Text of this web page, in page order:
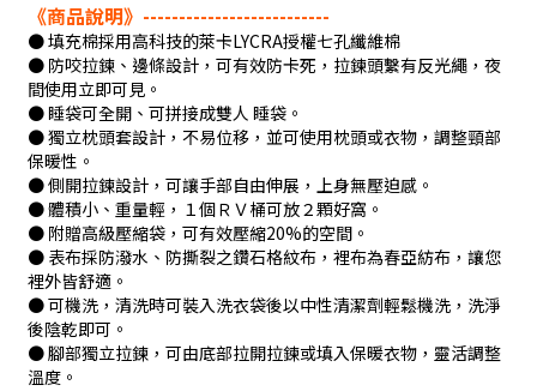
《商品說明》--------------------------
● 填充棉採用高科技的萊卡LYCRA授權七孔纖維棉
● 防咬拉鍊、邊條設計，可有效防卡死，拉鍊頭繫有反光繩，夜
間使用立即可見。
● 睡袋可全開、可拼接成雙人 睡袋。
● 獨立枕頭套設計，不易位移，並可使用枕頭或衣物，調整頸部
保暖性。
● 側開拉鍊設計，可讓手部自由伸展，上身無壓迫感。
● 體積小、重量輕，１個ＲＶ桶可放２顆好窩。
● 附贈高級壓縮袋，可有效壓縮20%的空間。
● 表布採防潑水、防撕裂之鑽石格紋布，裡布為春亞紡布，讓您
裡外皆舒適。
● 可機洗，清洗時可裝入洗衣袋後以中性清潔劑輕鬆機洗，洗淨
後陰乾即可。
● 腳部獨立拉鍊，可由底部拉開拉鍊或填入保暖衣物，靈活調整
溫度。